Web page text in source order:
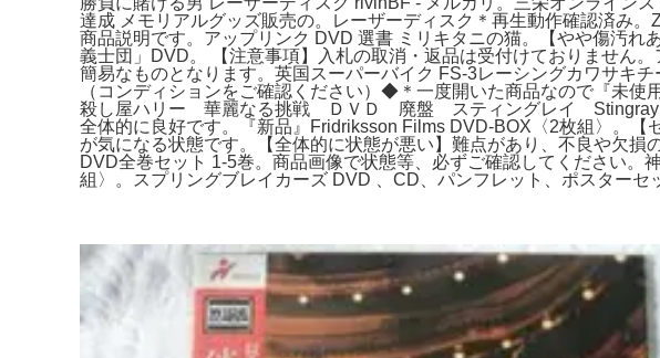
達成 メモリアルグッズ販売の。レーザーディスク＊再生動作確認済
商品説明です。アップリンク DVD 選書 ミリキタニの猫。【やや傷汚
義士団」DVD。 【注意事項】入札の取消・返品は受付けておりません
簡易なものとなります。英国スーパーバイク FS-3レーシングカワサキ
（コンディションをご確認ください）◆＊一度開いた商品なので『未
殺し屋ハリー 華麗なる挑戦 ＤＶＤ 廃盤 スティングレイ Stingray。
全体的に良好です。『新品』Fridriksson Films DVD-BOX〈2枚組〉。
が気になる状態です。【全体的に状態が悪い】難点があり、不良や欠
DVD全巻セット 1-5巻。商品画像で状態等、必ずご確認してください
組〉。スプリングブレイカーズ DVD 、CD、パンフレット、ポスターセ